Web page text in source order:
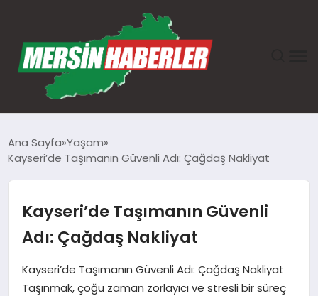
GÜNDEM
EKONOMI
SAĞLIK
TEKNOLOJI
Ana Sayfa Yaşam
Kayseri’de Taşımanın Güvenli Adı: Çağdaş Nakliyat
Kayseri’de Taşımanın Güvenli
Adı: Çağdaş Nakliyat
Kayseri’de Taşımanın Güvenli Adı: Çağdaş Nakliyat
Taşınmak, çoğu zaman zorlayıcı ve stresli bir süreç